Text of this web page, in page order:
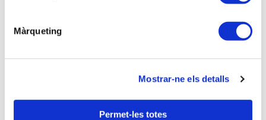
Màrqueting
Mostrar-ne els detalls
Permet-les totes
¿Quieres asociarte y beneficiarte de unas
mejores tarifas a las inscripciones a las
Quiero ser Técnico Tributario